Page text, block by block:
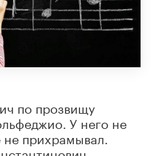
по прозвищу
У него не
прихрамывал.